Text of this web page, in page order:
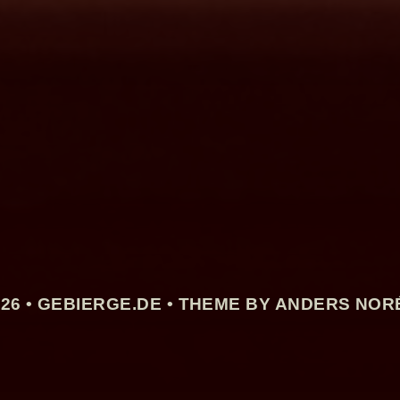
• GEBIERGE.DE • THEME BY ANDERS